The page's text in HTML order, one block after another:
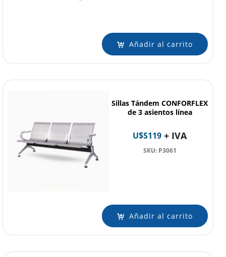
Añadir al carrito
Sillas Tándem CONFORFLEX
de 3 asientos línea
U$S119 + IVA
SKU: P3061
Añadir al carrito